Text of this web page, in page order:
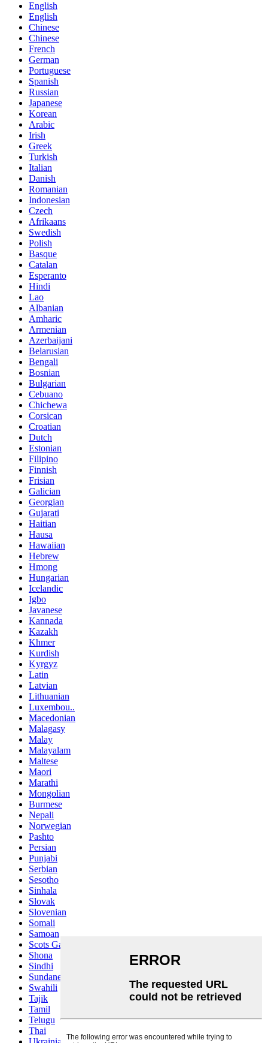
English
English
Chinese
Chinese
French
German
Portuguese
Spanish
Russian
Japanese
Korean
Arabic
Irish
Greek
Turkish
Italian
Danish
Romanian
Indonesian
Czech
Afrikaans
Swedish
Polish
Basque
Catalan
Esperanto
Hindi
Lao
Albanian
Amharic
Armenian
Azerbaijani
Belarusian
Bengali
Bosnian
Bulgarian
Cebuano
Chichewa
Corsican
Croatian
Dutch
Estonian
Filipino
Finnish
Frisian
Galician
Georgian
Gujarati
Haitian
Hausa
Hawaiian
Hebrew
Hmong
Hungarian
Icelandic
Igbo
Javanese
Kannada
Kazakh
Khmer
Kurdish
Kyrgyz
Latin
Latvian
Lithuanian
Luxembou..
Macedonian
Malagasy
Malay
Malayalam
Maltese
Maori
Marathi
Mongolian
Burmese
Nepali
Norwegian
Pashto
Persian
Punjabi
Serbian
Sesotho
Sinhala
Slovak
Slovenian
Somali
Samoan
Scots Gaelic
Shona
Sindhi
Sundanese
Swahili
Tajik
Tamil
Telugu
Thai